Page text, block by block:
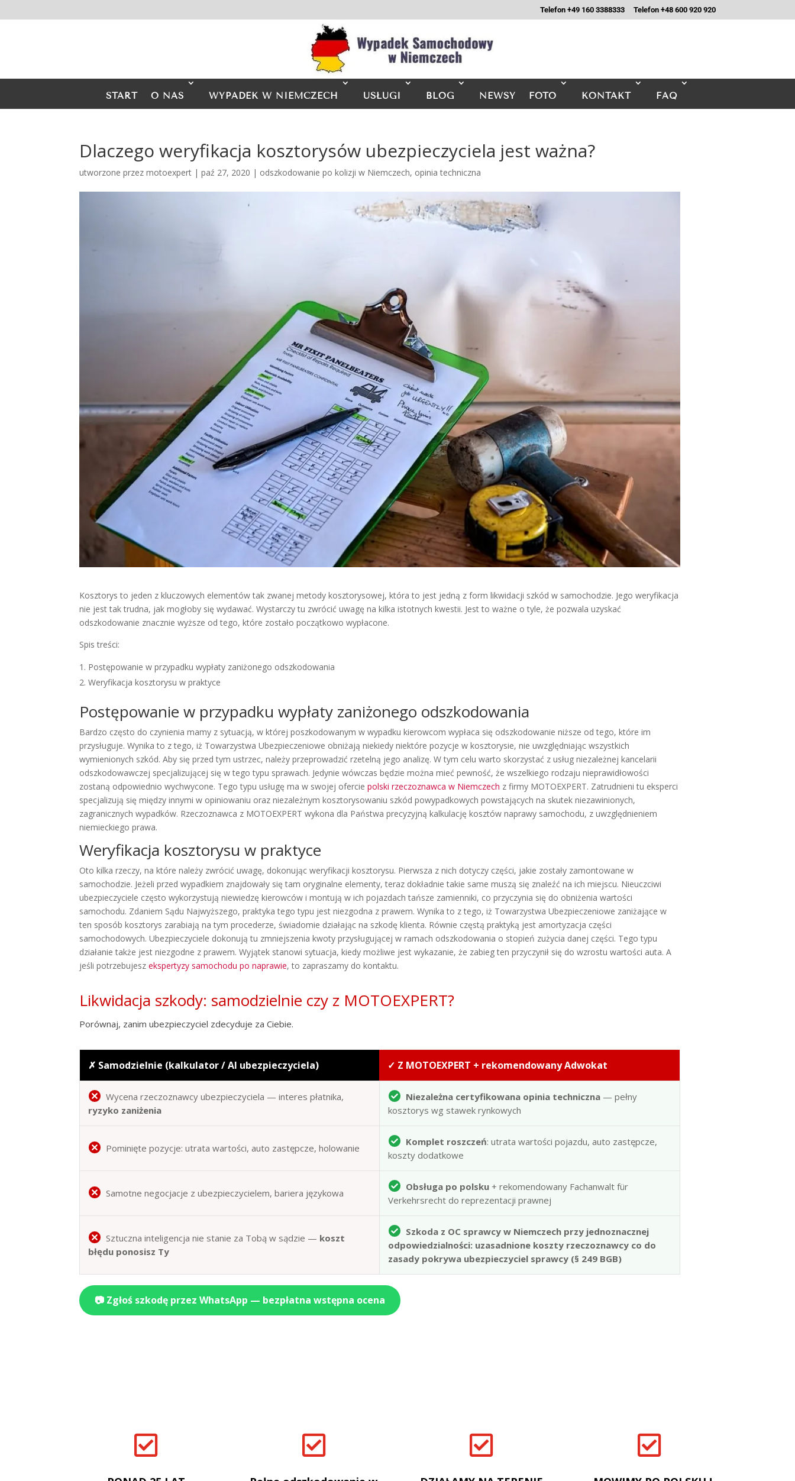
Telefon +49 160 3388333 Telefon +48 600 920 920
START O NAS WYPADEK W NIEMCZECH USŁUGI BLOG NEWSY FOTO KONTAKT FAQ
Dlaczego weryfikacja kosztorysów ubezpieczyciela jest ważna?
utworzone przezmotoexpert |paź 27, 2020 | odszkodowanie po kolizji w Niemczech, opinia techniczna
Kosztorys to jeden z kluczowych elementów tak zwanej metody kosztorysowej, która to jest jedną z form likwidacji szkód w samochodzie. Jego weryfikacja
nie jest tak trudna, jak mogłoby się wydawać. Wystarczy tu zwrócić uwagę na kilka istotnych kwestii. Jest to ważne o tyle, że pozwala uzyskać
odszkodowanie znacznie wyższe od tego, które zostało początkowo wypłacone.
Spis treści:
Postępowanie w przypadku wypłaty zaniżonego odszkodowania
Weryfikacja kosztorysu w praktyce
Postępowanie w przypadku wypłaty zaniżonego odszkodowania
Bardzo często do czynienia mamy z sytuacją, w której poszkodowanym w wypadku kierowcom wypłaca się odszkodowanie niższe od tego, które im
przysługuje. Wynika to z tego, iż Towarzystwa Ubezpieczeniowe obniżają niekiedy niektóre pozycje w kosztorysie, nie uwzględniając wszystkich
wymienionych szkód. Aby się przed tym ustrzec, należy przeprowadzić rzetelną jego analizę. W tym celu warto skorzystać z usług niezależnej kancelarii
odszkodowawczej specjalizującej się w tego typu sprawach. Jedynie wówczas będzie można mieć pewność, że wszelkiego rodzaju nieprawidłowości
zostaną odpowiednio wychwycone. Tego typu usługę ma w swojej oferciepolski rzeczoznawca w Niemczech z firmy MOTOEXPERT. Zatrudnieni tu eksperci
specjalizują się między innymi w opiniowaniu oraz niezależnym kosztorysowaniu szkód powypadkowych powstających na skutek niezawinionych,
zagranicznych wypadków. Rzeczoznawca z MOTOEXPERT wykona dla Państwa precyzyjną kalkulację kosztów naprawy samochodu, z uwzględnieniem
niemieckiego prawa.
Weryfikacja kosztorysu w praktyce
Oto kilka rzeczy, na które należy zwrócić uwagę, dokonując weryfikacji kosztorysu. Pierwsza z nich dotyczy części, jakie zostały zamontowane w
samochodzie. Jeżeli przed wypadkiem znajdowały się tam oryginalne elementy, teraz dokładnie takie same muszą się znaleźć na ich miejscu. Nieuczciwi
ubezpieczyciele często wykorzystują niewiedzę kierowców i montują w ich pojazdach tańsze zamienniki, co przyczynia się do obniżenia wartości
samochodu. Zdaniem Sądu Najwyższego, praktyka tego typu jest niezgodna z prawem. Wynika to z tego, iż Towarzystwa Ubezpieczeniowe zaniżające w
ten sposób kosztorys zarabiają na tym procederze, świadomie działając na szkodę klienta. Równie częstą praktyką jest amortyzacja części
samochodowych. Ubezpieczyciele dokonują tu zmniejszenia kwoty przysługującej w ramach odszkodowania o stopień zużycia danej części. Tego typu
działanie także jest niezgodne z prawem. Wyjątek stanowi sytuacja, kiedy możliwe jest wykazanie, że zabieg ten przyczynił się do wzrostu wartości auta. A
jeśli potrzebujeszekspertyzy samochodu po naprawie, to zapraszamy do kontaktu.
Likwidacja szkody: samodzielnie czy z MOTOEXPERT?
Porównaj, zanim ubezpieczyciel zdecyduje za Ciebie.
✗ Samodzielnie (kalkulator / AI ubezpieczyciela) ✓ Z MOTOEXPERT + rekomendowany Adwokat
Wycena rzeczoznawcy ubezpieczyciela — interes płatnika,
ryzyko zaniżenia
Niezależna certyfikowana opinia techniczna — pełny
kosztorys wg stawek rynkowych
Pominięte pozycje: utrata wartości, auto zastępcze, holowanie
Komplet roszczeń: utrata wartości pojazdu, auto zastępcze,
koszty dodatkowe
Samotne negocjacje z ubezpieczycielem, bariera językowa
Obsługa po polsku + rekomendowany Fachanwalt für
Verkehrsrecht do reprezentacji prawnej
Sztuczna inteligencja nie stanie za Tobą w sądzie — koszt
błędu ponosisz Ty
Szkoda z OC sprawcy w Niemczech przy jednoznacznej
odpowiedzialności: uzasadnione koszty rzeczoznawcy co do
zasady pokrywa ubezpieczyciel sprawcy (§ 249 BGB)
📷 Zgłoś szkodę przez WhatsApp — bezpłatna wstępna ocena
   